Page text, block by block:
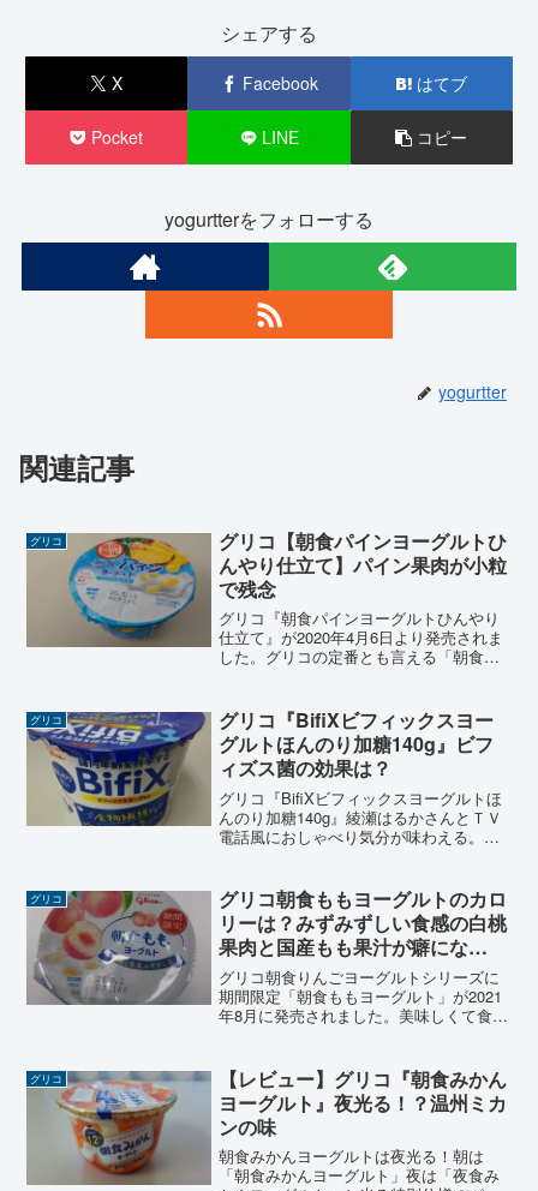
シェアする
X Facebook はてブ
Pocket LINE コピー
yogurtterをフォローする
yogurtter
関連記事
グリコ
グリコ【朝食パインヨーグルトひ
んやり仕立て】パイン果肉が小粒
で残念
グリコ『朝食パインヨーグルトひんやり
仕立て』が2020年4月6日より発売されま
した。グリコの定番とも言える「朝食り
です。朝食りんごヨーグルトはグリコの
ロングセラー商...
グリコ
グリコ『BifiXビフィックスヨー
グルトほんのり加糖140g』ビフ
ィズス菌の効果は？
グリコ『BifiXビフィックスヨーグルトほ
んのり加糖140g』綾瀬はるかさんとＴＶ
電話風におしゃべり気分が味わえる。質
ビフィズス菌の相乗効果で健康な毎日を
サポートしてくれるヨーグルト。
グリコ
グリコ朝食ももヨーグルトのカロ
リーは？みずみずしい食感の白桃
果肉と国産もも果汁が癖にな
る！？
グリコ朝食りんごヨーグルトシリーズに
期間限定「朝食ももヨーグルト」が2021
年8月に発売されました。美味しくて食べ
香りの国産もも果汁。このもも果肉とも
も果汁が生乳のやさ...
グリコ
【レビュー】グリコ『朝食みかん
ヨーグルト』夜光る！？温州ミカ
ンの味
朝食みかんヨーグルトは夜光る！朝は
「朝食みかんヨーグルト」夜は「夜食み